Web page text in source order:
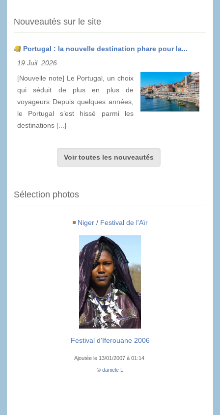
Nouveautés sur le site
Portugal : la nouvelle destination phare pour la...
19 Juil. 2026
[Nouvelle note] Le Portugal, un choix
qui séduit de plus en plus de
voyageurs Depuis quelques années,
le Portugal s’est hissé parmi les
destinations [...]
Voir toutes les nouveautés
Sélection photos
Niger/ Festival de l'Aïr
Festival d'Iferouane 2006
Ajoutée le 13/01/2007 à 01:14
© daniele L